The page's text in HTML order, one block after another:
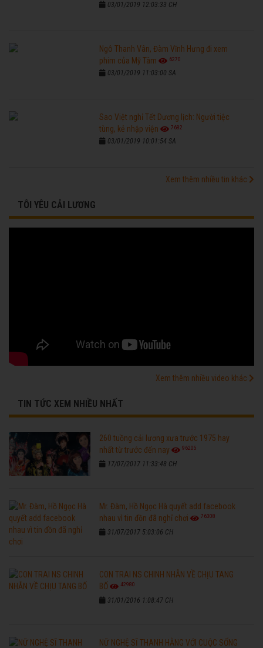
03/01/2019 12:03:33 CH
Ngô Thanh Vân, Đàm Vĩnh Hưng đi xem
phim của Mỹ Tâm
6270
03/01/2019 11:03:00 SA
Sao Việt nghỉ Tết Dương lịch: Người tiệc
tùng, kẻ nhập viện
7682
03/01/2019 10:01:54 SA
Xem thêm nhiều tin khác
TÔI YÊU CẢI LƯƠNG
Xem thêm nhiều video khác
TIN TỨC XEM NHIỀU NHẤT
260 tuồng cải lương xưa trước 1975 hay
nhất từ trước đến nay
96205
17/07/2017 11:33:48 CH
Mr. Đàm, Hồ Ngọc Hà quyết add facebook
nhau vì tin đồn đã nghỉ chơi
76308
31/07/2017 5:03:06 CH
CON TRAI NS CHINH NHẪN VỀ CHỊU TANG
BỐ
42980
31/01/2016 1:08:47 CH
NỮ NGHỆ SĨ THANH HẰNG VỚI CUỘC SỐNG